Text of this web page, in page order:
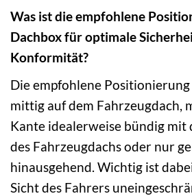
Was ist die empfohlene
Dachbox für optimale
Konformität?
Die empfohlene
mittig auf dem Fahrzeugdach,
Kante idealerweise bündig
des Fahrzeugdachs oder nur
hinausgehend. Wichtig ist
Sicht des Fahrers